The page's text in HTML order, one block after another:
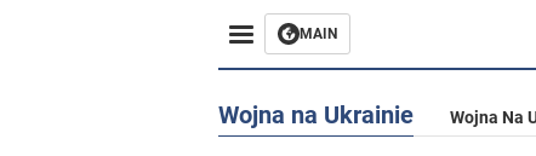
MAIN
Wojna na Ukrainie Wojna Na